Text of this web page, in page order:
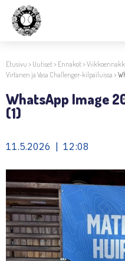
Etusivu > Uutiset> Ennakot>
Virtanen ja Vasa Challenger-kilpailuissa >
WhatsApp Image
(1)
11.5.2026 | 12:08